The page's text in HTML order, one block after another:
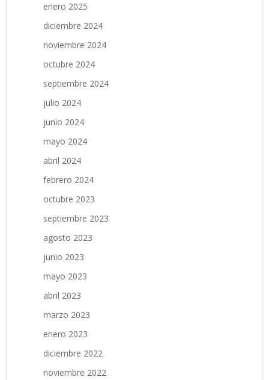
enero 2025
diciembre 2024
noviembre 2024
octubre 2024
septiembre 2024
julio 2024
junio 2024
mayo 2024
abril 2024
febrero 2024
octubre 2023
septiembre 2023
agosto 2023
junio 2023
mayo 2023
abril 2023
marzo 2023
enero 2023
diciembre 2022
noviembre 2022